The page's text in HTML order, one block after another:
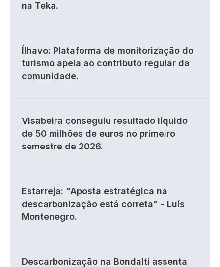
na Teka.
Ílhavo: Plataforma de monitorização do
turismo apela ao contributo regular da
comunidade.
Visabeira conseguiu resultado líquido
de 50 milhões de euros no primeiro
semestre de 2026.
Estarreja: "Aposta estratégica na
descarbonização está correta" - Luís
Montenegro.
Descarbonização na Bondalti assenta